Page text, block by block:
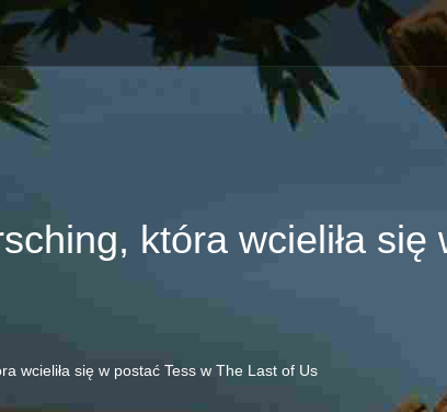
która wcieliła
wcieliła się w postać Tess w The Last of Us